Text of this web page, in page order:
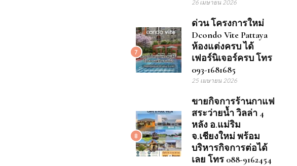
26 เมษายน 2026
7
ด่วน โครงการใหม่
Dcondo Vite Pattaya
ห้องแต่งครบ ได้
เฟอร์นิเจอร์ครบ โทร
093-1681685
25 เมษายน 2026
8
ขายกิจการร้านกาแฟ
สระว่ายน้ำ วิลล่า 4
หลัง อ.แม่ริม
จ.เชียงใหม่ พร้อม
บริหารกิจการต่อได้
เลย โทร 088-9162454